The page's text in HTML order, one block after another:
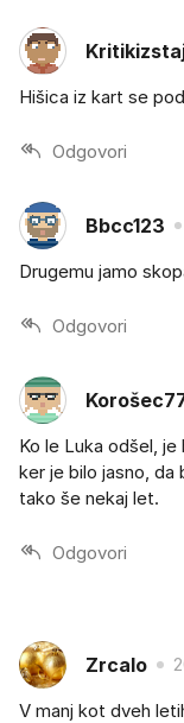
Hišica iz kart se
Odgovori
Bbcc123
Drugemu jamo
Odgovori
Ko le Luka odšel,
ker je bilo jasno, da
tako še nekaj let.
Odgovori
Zrcalo
V manj kot dveh